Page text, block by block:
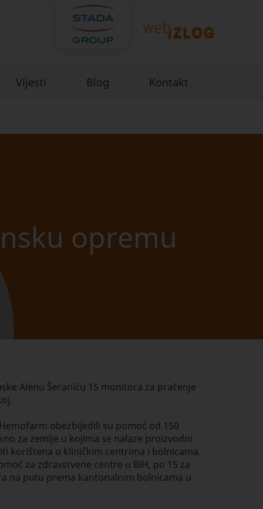
Vijesti Blog Kontakt
opremu
Alenu Šeraniću 15 monitora za praćenje
obezbijedili su pomoć od 150
za zemlje u kojima se nalaze proizvodni
korištena u kliničkim centrima i bolnicama.
za zdravstvene centre u BiH, po 15 za
na putu prema kantonalnim bolnicama u